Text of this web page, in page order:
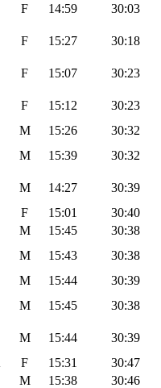
F 14:59 30:03
F 15:27 30:18
F 15:07 30:23
F 15:12
30:23
M 15:26
30:32
M 15:39 30:32
M 14:27
30:39
F 15:01
30:40
M 15:45
30:38
M 15:43
30:38
M 15:44
30:39
M 15:45 30:38
M 15:44
30:39
F 15:31
30:47
M 15:38
30:46